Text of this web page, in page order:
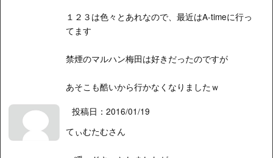
１２３は色々とあれなので、最近はA-timeに行っ
てます
禁煙のマルハン梅田は好きだったのですが
あそこも酷いから行かなくなりましたｗ
投稿日：2016/01/19
てぃむたむさん